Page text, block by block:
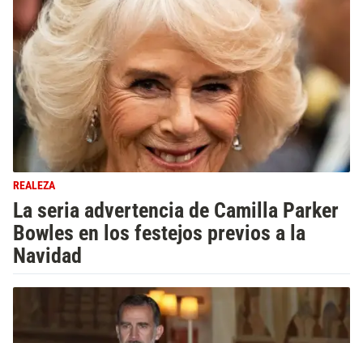
REALEZA
La seria advertencia de Camilla Parker
Bowles en los festejos previos a la
Navidad